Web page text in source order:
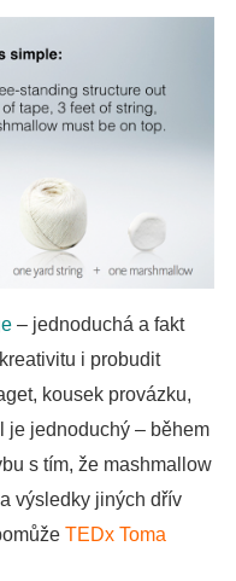
– jednoduchá a fakt
i probudit
kousek provázku,
je jednoduchý – během
s tím, že mashmallow
výsledky jiných dřív
TEDx Toma